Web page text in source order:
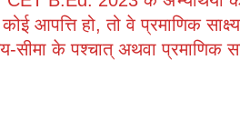
आपत्ति हो, तो वे प्रमाणिक
के पश्चात् अथवा प्रमाणिक